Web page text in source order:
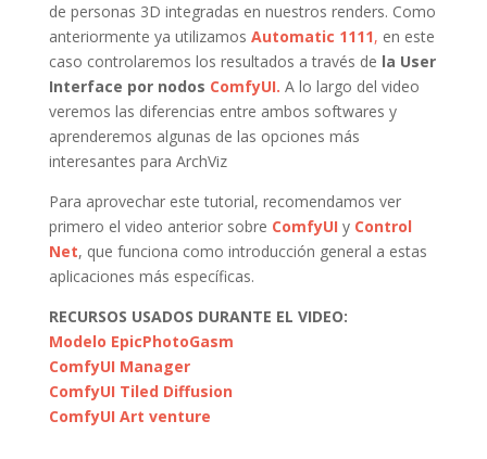
de personas 3D integradas en nuestros renders. Como
anteriormente ya utilizamos Automatic 1111, en este
caso controlaremos los resultados a través de la User
Interface por nodos ComfyUI. A lo largo del video
veremos las diferencias entre ambos softwares y
aprenderemos algunas de las opciones más
interesantes para ArchViz
Para aprovechar este tutorial, recomendamos ver
primero el video anterior sobre ComfyUI yControl
Net, que funciona como introducción general a estas
aplicaciones más específicas.
RECURSOS USADOS DURANTE EL VIDEO:
Modelo EpicPhotoGasm
ComfyUI Manager
ComfyUI Tiled Diffusion
ComfyUI Art venture